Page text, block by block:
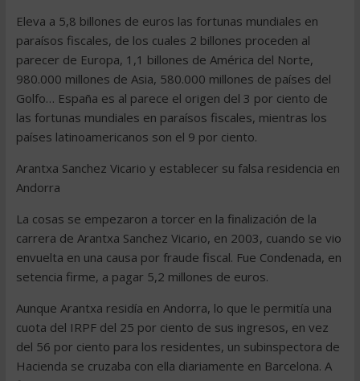
Eleva a 5,8 billones de euros las fortunas mundiales en
paraísos fiscales, de los cuales 2 billones proceden al
parecer de Europa, 1,1 billones de América del Norte,
980.000 millones de Asia, 580.000 millones de países del
Golfo… España es al parece el origen del 3 por ciento de
las fortunas mundiales en paraísos fiscales, mientras los
países latinoamericanos son el 9 por ciento.
Arantxa Sanchez Vicario y establecer su falsa residencia en
Andorra
La cosas se empezaron a torcer en la finalización de la
carrera de Arantxa Sanchez Vicario, en 2003, cuando se vio
envuelta en una causa por fraude fiscal. Fue Condenada, en
setencia firme, a pagar 5,2 millones de euros.
Aunque Arantxa residía en Andorra, lo que le permitía una
cuota del IRPF del 25 por ciento de sus ingresos, en vez
del 56 por ciento para los residentes, un subinspectora de
Hacienda se cruzaba con ella diariamente en Barcelona. A